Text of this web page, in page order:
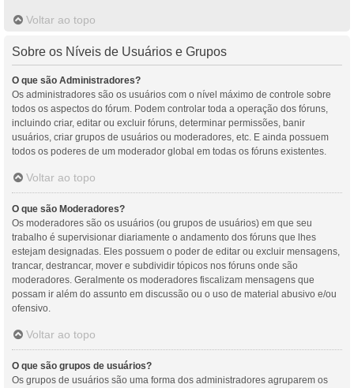
Voltar ao topo
Sobre os Níveis de Usuários e Grupos
O que são Administradores?
Os administradores são os usuários com o nível máximo de controle sobre
todos os aspectos do fórum. Podem controlar toda a operação dos fóruns,
incluindo criar, editar ou excluir fóruns, determinar permissões, banir
usuários, criar grupos de usuários ou moderadores, etc. E ainda possuem
todos os poderes de um moderador global em todas os fóruns existentes.
Voltar ao topo
O que são Moderadores?
Os moderadores são os usuários (ou grupos de usuários) em que seu
trabalho é supervisionar diariamente o andamento dos fóruns que lhes
estejam designadas. Eles possuem o poder de editar ou excluir mensagens,
trancar, destrancar, mover e subdividir tópicos nos fóruns onde são
moderadores. Geralmente os moderadores fiscalizam mensagens que
possam ir além do assunto em discussão ou o uso de material abusivo e/ou
ofensivo.
Voltar ao topo
O que são grupos de usuários?
Os grupos de usuários são uma forma dos administradores agruparem os